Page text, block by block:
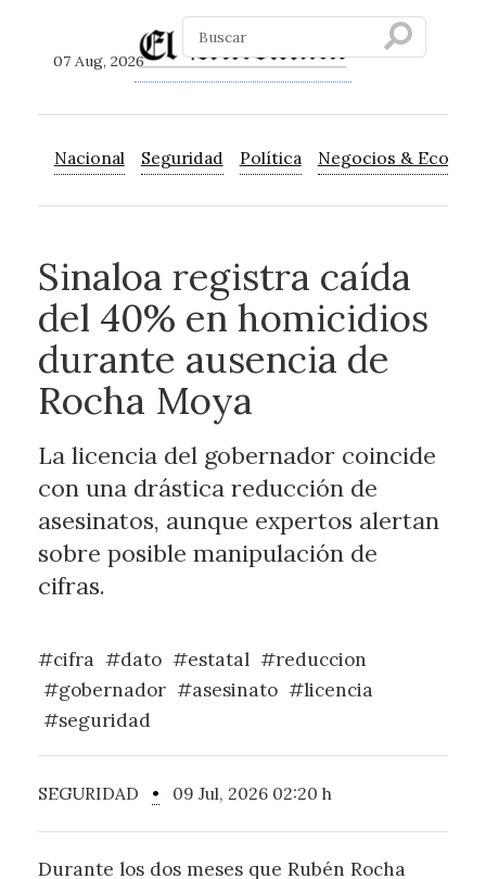
07 Aug, 2026
Nacional Seguridad Política Negocios &
Sinaloa registra caída
del 40% en homicidios
durante ausencia de
Rocha Moya
La licencia del gobernador coincide
con una drástica reducción de
asesinatos, aunque expertos alertan
sobre posible manipulación de
cifras.
#cifra #dato #estatal #reduccion
#gobernador #asesinato #licencia
#seguridad
SEGURIDAD • 09 Jul, 2026 02:20 h
Durante los dos meses que Rubén Rocha